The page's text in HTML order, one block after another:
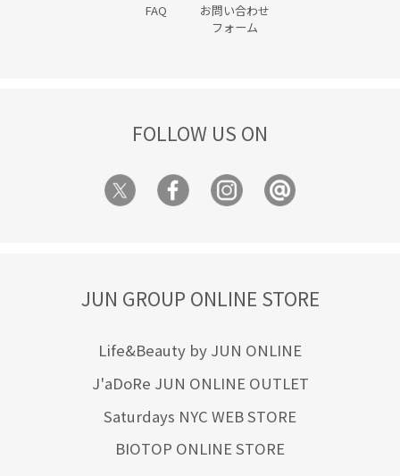
FAQ
お問い合わせ
フォーム
FOLLOW US ON
JUN GROUP ONLINE STORE
Life&Beauty by JUN ONLINE
J'aDoRe JUN ONLINE OUTLET
Saturdays NYC WEB STORE
BIOTOP ONLINE STORE